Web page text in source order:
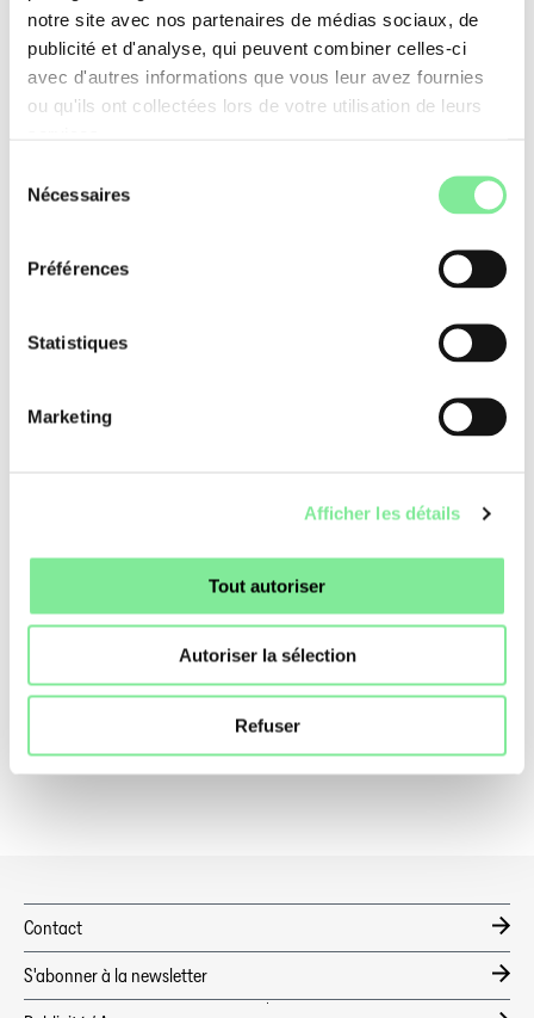
notre site avec nos partenaires de médias sociaux, de
publicité et d'analyse, qui peuvent combiner celles-ci
avec d'autres informations que vous leur avez fournies
ou qu'ils ont collectées lors de votre utilisation de leurs
Nécessaires
Préférences
Statistiques
Marketing
Afficher les détails
Tout autoriser
Autoriser la sélection
Refuser
» Association de la danse
QUICKLINKS
Devenir membre
Contact
S'abonner à la newsletter